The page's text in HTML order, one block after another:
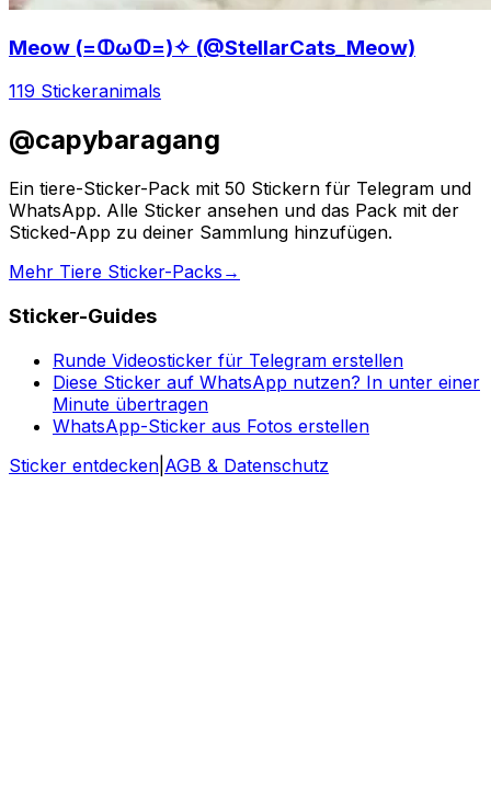
Meow (=ↀωↀ=)✧ (@StellarCats_Meow)
119 Stickeranimals
@capybaragang
Ein tiere-Sticker-Pack mit 50 Stickern für Telegram und
WhatsApp. Alle Sticker ansehen und das Pack mit der
Sticked-App zu deiner Sammlung hinzufügen.
Mehr Tiere Sticker-Packs →
Sticker-Guides
Runde Videosticker für Telegram erstellen
Diese Sticker auf WhatsApp nutzen? In unter einer
Minute übertragen
WhatsApp-Sticker aus Fotos erstellen
Sticker entdecken AGB & Datenschutz